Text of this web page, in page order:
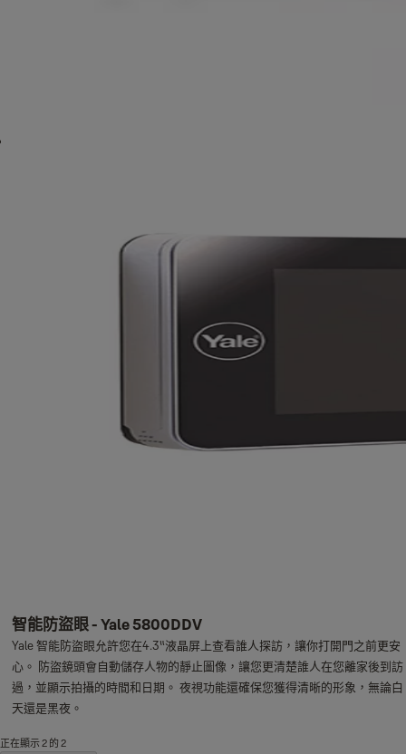
智能防盜眼 - Yale 5800DDV
Yale 智能防盜眼允許您在4.3“液晶屏上查看誰人探訪，讓你打開門之前更安
心。 防盜鏡頭會自動儲存人物的靜止圖像，讓您更清楚誰人在您離家後到訪
過，並顯示拍攝的時間和日期。 夜視功能還確保您獲得清晰的形象，無論白
天還是黑夜。
正在顯示 2 的 2